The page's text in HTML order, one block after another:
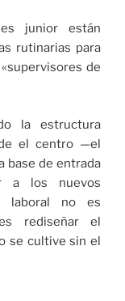
junior están
rutinarias para
de
la estructura
el centro —el
base de entrada
a los nuevos
laboral no es
rediseñar el
se cultive sin el